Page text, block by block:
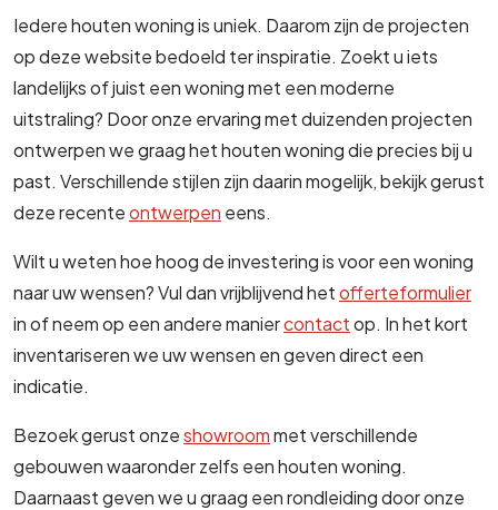
Iedere houten woning is uniek. Daarom zijn de projecten
op deze website bedoeld ter inspiratie. Zoekt u iets
landelijks of juist een woning met een moderne
uitstraling? Door onze ervaring met duizenden projecten
ontwerpen we graag het houten woning die precies bij u
past. Verschillende stijlen zijn daarin mogelijk, bekijk gerust
deze recenteontwerpen eens.
Wilt u weten hoe hoog de investering is voor een woning
naar uw wensen? Vul dan vrijblijvend hetofferteformulier
in of neem op een andere maniercontactop. In het kort
inventariseren we uw wensen en geven direct een
indicatie.
Bezoek gerust onzeshowroommet verschillende
gebouwen waaronder zelfs een houten woning.
Daarnaast geven we u graag een rondleiding door onze